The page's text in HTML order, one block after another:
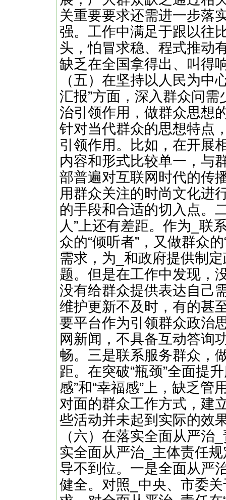
关重要要求还需进一步落
强。工作中满足于跟以往
头，怕冒求稳、程式推动
缺乏在全国拿得出、叫得
（五）在坚持以人民为中
汇报”方面，深入群众问
治引领作用，做群众思想
针对当代群众的思想特点
引领作用。比如，在开展
内容和形式比较单一，与
部普遍对互联网时代的传
用群众关注的时尚文化进
的手段和合适的切入点。
人”上还有差距。作为_联
众的“倾听者”，又做群众
需求，为_和政府提供制
题。但是在工作中发现，
没有给群众提供表达自己
维护更新不及时，有的甚
要平台作为引领群众政治
网新闻，不具备互动答询
畅。三是联系服务群众，
距。在突破“瓶颈”全面提
感”和“幸福感”上，缺乏
对面的群众工作方式，建
些活动并未起到实际的效
（六）在落实全面从严
实全面从严治_主体责任
导不到位。一是全面从严
健全。对照_中央、市委